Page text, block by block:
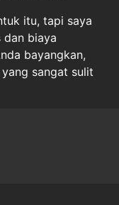
itu, tapi saya
dan biaya
bayangkan,
sangat sulit